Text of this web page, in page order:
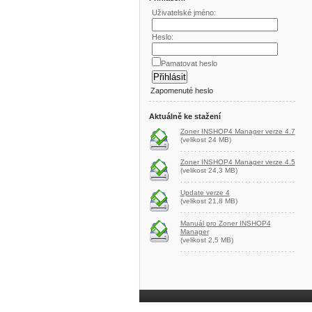
Uživatelské jméno:
Heslo:
Pamatovat heslo
Zapomenuté heslo
Aktuálně ke stažení
Zoner INSHOP4 Manager verze 4.7
(velikost 24 MB)
Zoner INSHOP4 Manager verze 4.5
(velikost 24,3 MB)
Update verze 4
(velikost 21,8 MB)
Manuál pro Zoner INSHOP4
Manager
(velikost 2,5 MB)